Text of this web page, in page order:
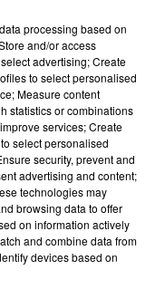
Pyrénées
processing based on
and/or access
advertising; Create
to select personalised
Measure content
statistics or combinations
services; Create
select personalised
security, prevent and
advertising and content;
technologies may
browsing data to offer
on information actively
and combine data from
devices based on